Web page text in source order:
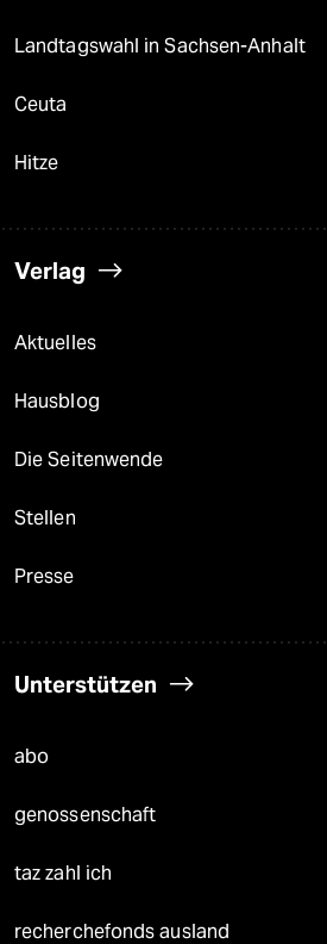
Landtagswahl in Sachsen-Anhalt
Ceuta
Hitze
Verlag
Aktuelles
Hausblog
Die Seitenwende
Stellen
Presse
Unterstützen
abo
genossenschaft
taz zahl ich
recherchefonds ausland